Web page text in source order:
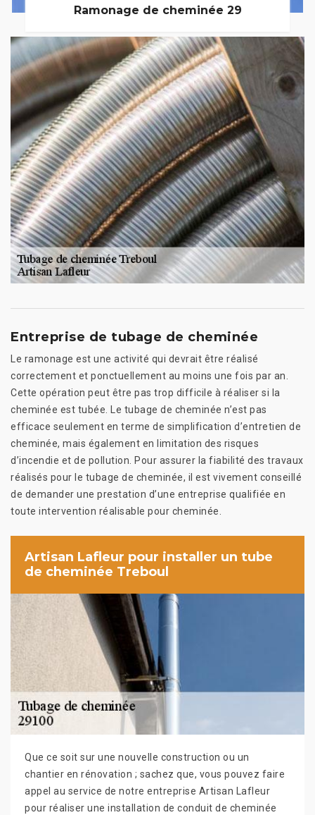
Ramonage de cheminée 29
Entreprise de tubage de cheminée
Le ramonage est une activité qui devrait être réalisé
correctement et ponctuellement au moins une fois par an.
Cette opération peut être pas trop difficile à réaliser si la
cheminée est tubée. Le tubage de cheminée n’est pas
efficace seulement en terme de simplification d’entretien de
cheminée, mais également en limitation des risques
d’incendie et de pollution. Pour assurer la fiabilité des travaux
réalisés pour le tubage de cheminée, il est vivement conseillé
de demander une prestation d’une entreprise qualifiée en
toute intervention réalisable pour cheminée.
Artisan Lafleur pour installer un tube
de cheminée Treboul
Que ce soit sur une nouvelle construction ou un
chantier en rénovation ; sachez que, vous pouvez faire
appel au service de notre entreprise Artisan Lafleur
pour réaliser une installation de conduit de cheminée